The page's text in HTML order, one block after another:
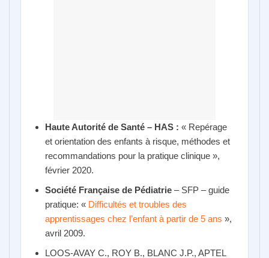
Haute Autorité de Santé – HAS : « Repérage
et orientation des enfants à risque, méthodes et
recommandations pour la pratique clinique »,
février 2020.
Société Française de Pédiatrie– SFP – guide
pratique: « Difficultés et troubles des
apprentissages chez l’enfant à partir de 5 ans »,
avril 2009.
LOOS-AVAY C., ROY B., BLANC J.P., APTEL